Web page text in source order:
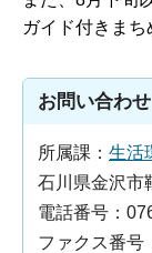
ガイド付きまち
お問い合わせ
所属課： 生活
石川県金沢市
電話番号：
ファクス番号